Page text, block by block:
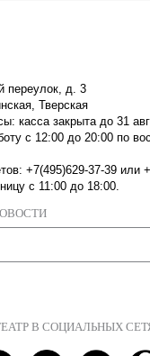
переулок, д. 3
Тверская
касса закрыта до 31
с 12:00 до 20:00 по
+7(495)629-37-39 или
с 11:00 до 18:00.
В СОЦИАЛЬНЫХ